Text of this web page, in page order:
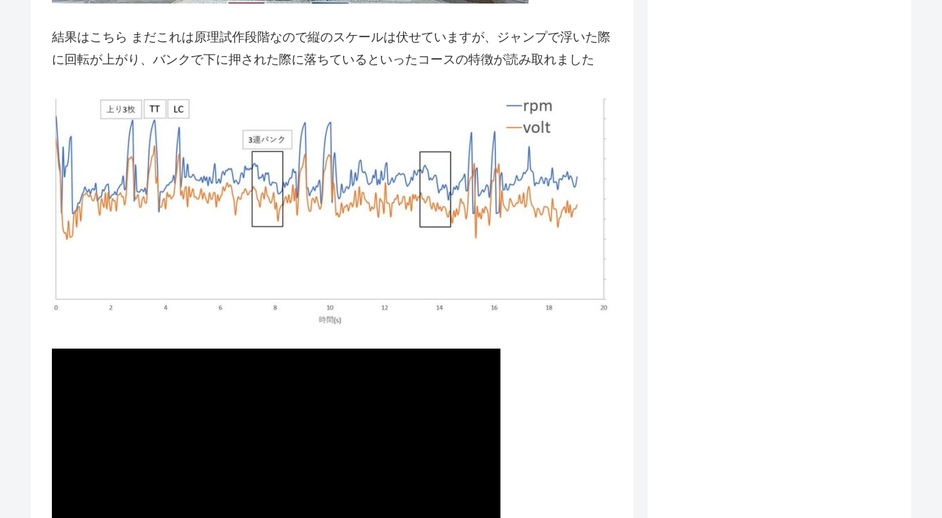
結果はこちら まだこれは原理試作段階なので縦のスケールは伏せていますが、ジャンプで浮いた際
に回転が上がり、バンクで下に押された際に落ちているといったコースの特徴が読み取れました